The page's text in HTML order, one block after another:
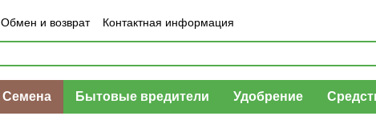
Обмен и возврат
Контактная информация
Отзывы о магазине
Семена Бытовые вредители Удобрение